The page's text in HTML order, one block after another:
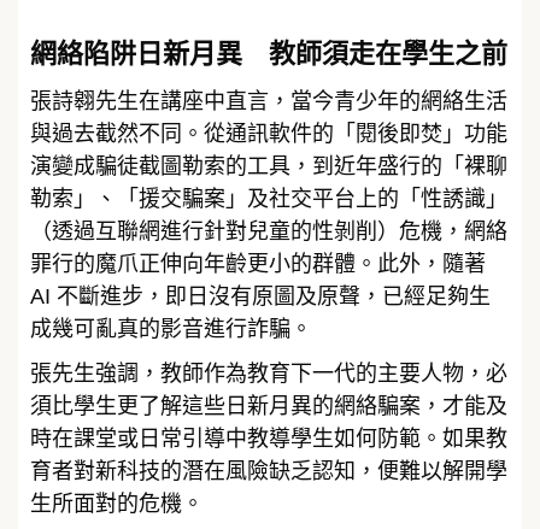
網絡陷阱日新月異 教師須走在學生之前
張詩翱先生在講座中直言，當今青少年的網絡生活
與過去截然不同。從通訊軟件的「閱後即焚」功能
演變成騙徒截圖勒索的工具，到近年盛行的「裸聊
勒索」、「援交騙案」及社交平台上的「性誘識」
（透過互聯網進行針對兒童的性剝削）危機，網絡
罪行的魔爪正伸向年齡更小的群體。此外，隨著
AI 不斷進步，即日沒有原圖及原聲，已經足夠生
成幾可亂真的影音進行詐騙。
張先生強調，教師作為教育下一代的主要人物，必
須比學生更了解這些日新月異的網絡騙案，才能及
時在課堂或日常引導中教導學生如何防範。如果教
育者對新科技的潛在風險缺乏認知，便難以解開學
生所面對的危機。